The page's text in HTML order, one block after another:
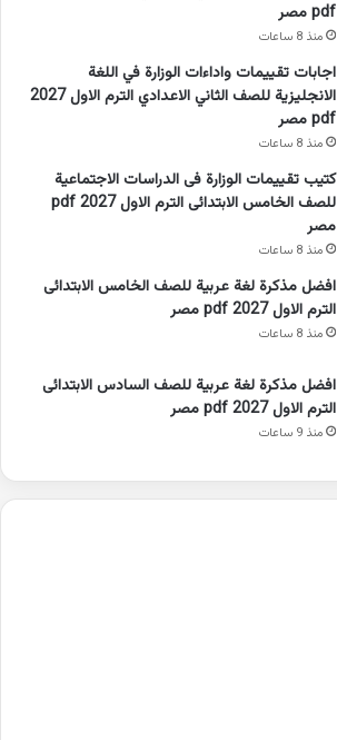
pdf مصر
منذ 8 ساعات
اجابات تقييمات واداءات الوزارة في اللغة
الانجليزية للصف الثاني الاعدادي الترم الاول 2027
pdf مصر
منذ 8 ساعات
كتيب تقييمات الوزارة فى الدراسات الاجتماعية
للصف الخامس الابتدائى الترم الاول 2027 pdf
مصر
منذ 8 ساعات
افضل مذكرة لغة عربية للصف الخامس الابتدائى
الترم الاول 2027 pdf مصر
منذ 8 ساعات
افضل مذكرة لغة عربية للصف السادس الابتدائى
الترم الاول 2027 pdf مصر
منذ 9 ساعات